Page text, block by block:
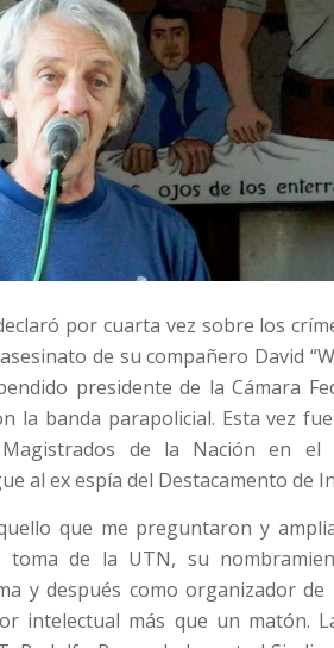
por cuarta vez sobre los
de su compañero David
presidente de la Cámara
la banda parapolicial. Esta vez
Magistrados de la Nación en el
al ex espía del Destacamento de
que me preguntaron y
toma de la UTN, su
y después como organizador
intelectual más que un matón.